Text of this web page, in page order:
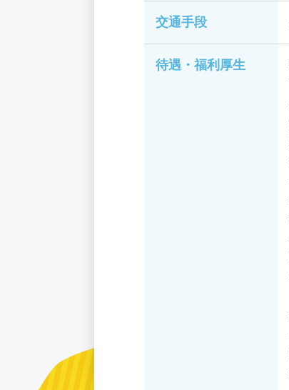
交通手段
待遇・福利厚生